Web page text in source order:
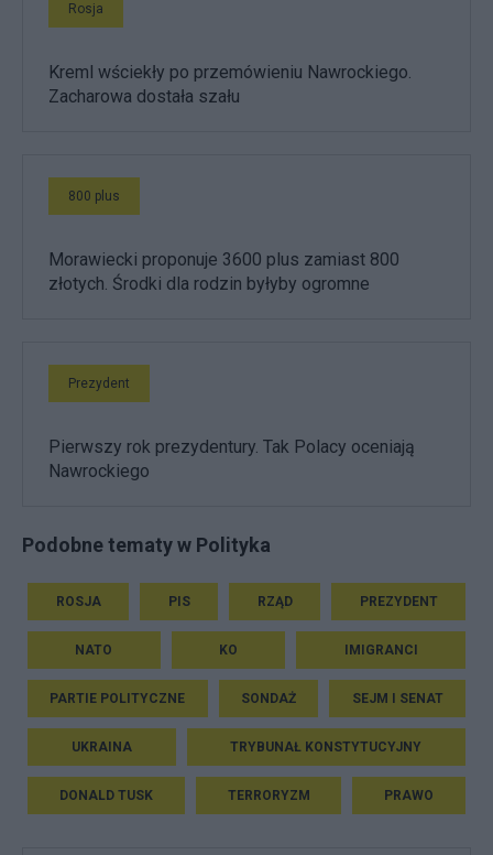
Rosja
Kreml wściekły po przemówieniu Nawrockiego.
Zacharowa dostała szału
800 plus
Morawiecki proponuje 3600 plus zamiast 800
złotych. Środki dla rodzin byłyby ogromne
Prezydent
Pierwszy rok prezydentury. Tak Polacy oceniają
Nawrockiego
Podobne tematy w Polityka
ROSJA PIS RZĄD PREZYDENT
NATO KO IMIGRANCI
PARTIE POLITYCZNE SONDAŻ SEJM I SENAT
UKRAINA TRYBUNAŁ KONSTYTUCYJNY
DONALD TUSK TERRORYZM PRAWO